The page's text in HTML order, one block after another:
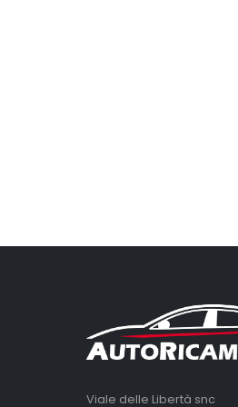
Viale delle Libertà snc